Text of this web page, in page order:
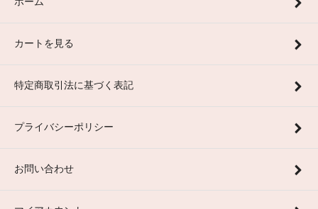
カートを見る
特定商取引法に基づく表記
プライバシーポリシー
お問い合わせ